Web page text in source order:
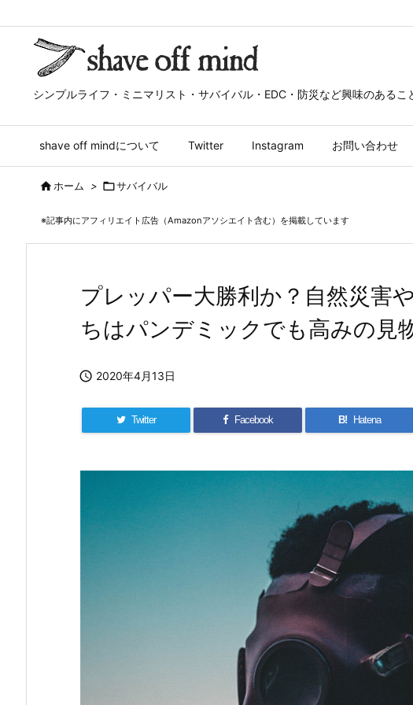
シンプルライフ・ミニマリスト・サバイバル・EDC・防災など興味のあるこ
shave off mindについて Twitter Instagram お問い合わせ
ホーム > サバイバル
※記事内にアフィリエイト広告（Amazonアソシエイト含む）を掲載しています
プレッパー大勝利か？自然災害
ちはパンデミックでも高みの見
 2020年4月13日
Twitter Facebook B! Hatena